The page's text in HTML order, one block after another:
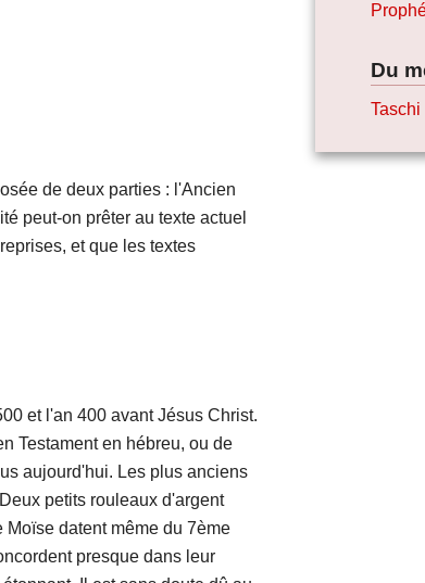
Du
de deux parties : l'Ancien
peut-on prêter au texte actuel
et que les textes
et l'an 400 avant Jésus Christ.
Testament en hébreu, ou de
aujourd'hui. Les plus anciens
petits rouleaux d'argent
datent même du 7ème
presque dans leur